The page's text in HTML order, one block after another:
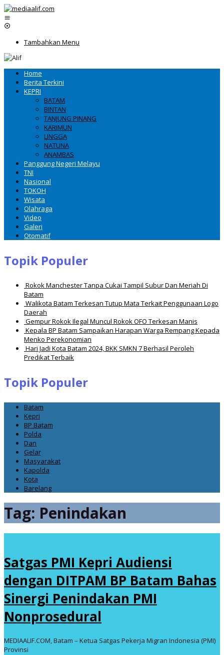
Lewati
ke
konten
Tambahkan Menu
Home
Berita Terkini
KEPRI
BATAM
BINTAN
TANJUNG PINANG
KARIMUN
LINGGA
NATUNA
ANAMBAS
Panggung Negeri Melayu
TNI
Nasional
TOKOH
Wisata
Olahraga
Video
Galeri
Otomatif
Topik Populer
Rokok Manchester Tanpa Cukai Tampil Subur Dan Meriah Di
Batam
Walikota Batam Terkesan Tutup Mata Terkait Penggunaan Logo
Daerah
Gempur Rokok Ilegal Muncul Rokok OFO Terkesan Manis
Kepala BP Batam Sampaikan Harapan Warga Rempang Kepada
Menko Perekonomian
Hari Jadi Kota Batam 2024, BKK SMKN 7 Berhasil Peroleh
Predikat Terbaik
Topik Populer
Batam
Kepri
BP Batam
Polda
Dan
Gelar
Masyarakat
Kapolda
Kota
Barelang
Tag: Penindakan
Satgas PMI Kepri Audiensi
dengan DITPAM BP Batam Bahas
Sinergi Penindakan PMI
Nonprosedural
MEDIAALIF.COM, Batam – Ketua Satgas Pekerja Migran Indonesia (PMI)
Provinsi